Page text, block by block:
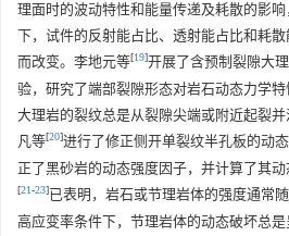
理面时的波动特性和能量传递及耗散的影
下，试件的反射能占比、透射能占比和耗
而改变。李地元等[19]开展了含预制裂隙大
验，研究了端部裂隙形态对岩石动态力学
大理岩的裂纹总是从裂隙尖端或附近起裂
凡等[20]进行了修正侧开单裂纹半孔板的动
正了黑砂岩的动态强度因子，并计算了其
[21-23]已表明，岩石或节理岩体的强度通常
高应变率条件下，节理岩体的动态破坏总是